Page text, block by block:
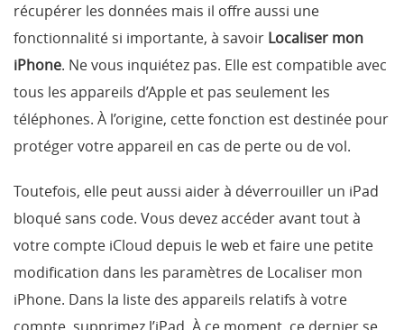
récupérer les données mais il offre aussi une
fonctionnalité si importante, à savoir Localiser mon
iPhone. Ne vous inquiétez pas. Elle est compatible avec
tous les appareils d’Apple et pas seulement les
téléphones. À l’origine, cette fonction est destinée pour
protéger votre appareil en cas de perte ou de vol.
Toutefois, elle peut aussi aider à déverrouiller un iPad
bloqué sans code. Vous devez accéder avant tout à
votre compte iCloud depuis le web et faire une petite
modification dans les paramètres de Localiser mon
iPhone. Dans la liste des appareils relatifs à votre